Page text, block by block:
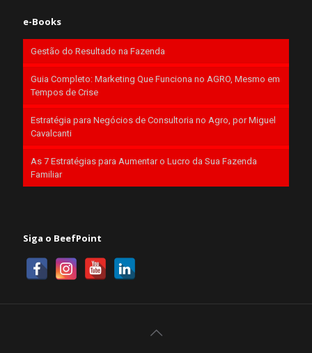
e-Books
Gestão do Resultado na Fazenda
Guia Completo: Marketing Que Funciona no AGRO, Mesmo em
Tempos de Crise
Estratégia para Negócios de Consultoria no Agro, por Miguel
Cavalcanti
As 7 Estratégias para Aumentar o Lucro da Sua Fazenda
Familiar
Siga o BeefPoint